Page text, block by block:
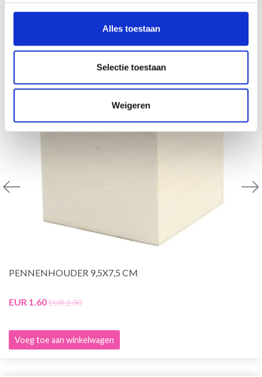
Alles toestaan
Selectie toestaan
Weigeren
ANDEREN KOCHTEN OOK
PENNENHOUDER 9,5X7,5 CM
EUR 1.60EUR 2.30
Voeg toe aan winkelwagen